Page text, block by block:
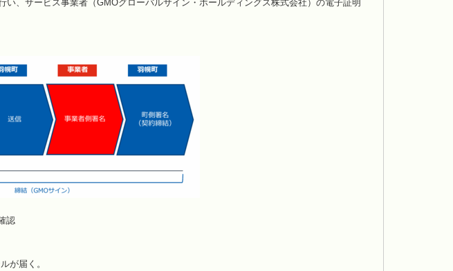
、サービス事業者（GMOグローバルサイン・ホールディングス株式会社）の電子証明
認
が届く。